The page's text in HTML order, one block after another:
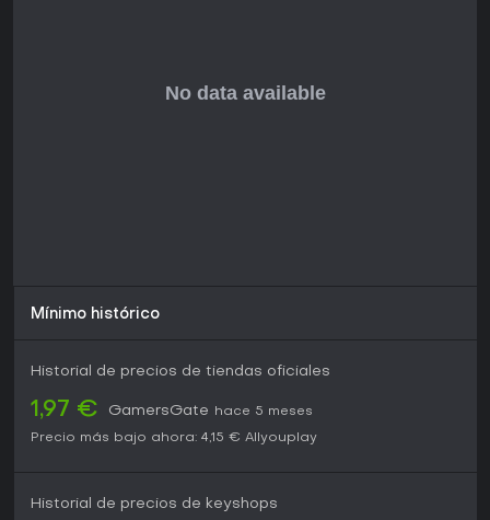
Mínimo histórico
Historial de precios de tiendas oficiales
1,97 € GamersGate
hace 5 meses
Precio más bajo ahora: 4,15 € Allyouplay
Historial de precios de keyshops